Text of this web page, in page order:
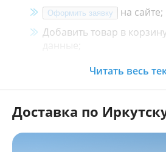
Оформить заявку
на сайте;
Добавить товар в
данные;
Менеджер свяжется с
Как оплатить:
Наличными,
Читать весь
Доставка по